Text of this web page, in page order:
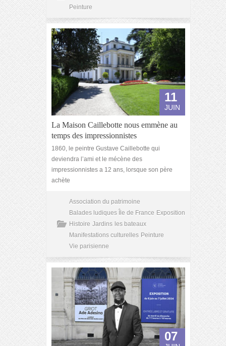
Peinture
11
JUIN
La Maison Caillebotte nous emmène au
temps des impressionnistes
1860, le peintre Gustave Caillebotte qui
deviendra l’ami et le mécène des
impressionnistes a 12 ans, lorsque son père
achète
Association du patrimoine
Balades ludiques Île de France Exposition
Histoire Jardins les bateaux
Manifestations culturelles Peinture
Vie parisienne
07